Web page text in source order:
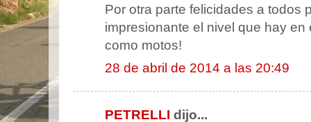
Por otra parte felicidades a todos
impresionante el nivel que hay
como motos!
28 de abril de 2014 a las 20:49
PETRELLI dijo...